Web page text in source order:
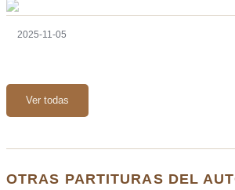
2025-11-05
Ver todas
OTRAS PARTITURAS DEL